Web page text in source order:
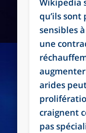
qu’ils
sensibles à
une
arides
craignent
pas